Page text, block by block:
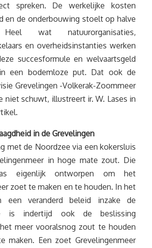
spreken. De werkelijke kosten
en de onderbouwing stoelt op halve
Heel wat natuurorganisaties,
en overheidsinstanties werken
succesformule en welvaartsgeld
een bodemloze put. Dat ook de
Grevelingen -Volkerak-Zoommeer
niet schuwt, illustreert ir. W. Lases in
in de Grevelingen
met de Noordzee via een kokersluis
in hoge mate zout. Die
eigenlijk ontworpen om het
zoet te maken en te houden. In het
een veranderd beleid inzake de
is indertijd ook de beslissing
meer vooralsnog zout te houden
maken. Een zoet Grevelingenmeer